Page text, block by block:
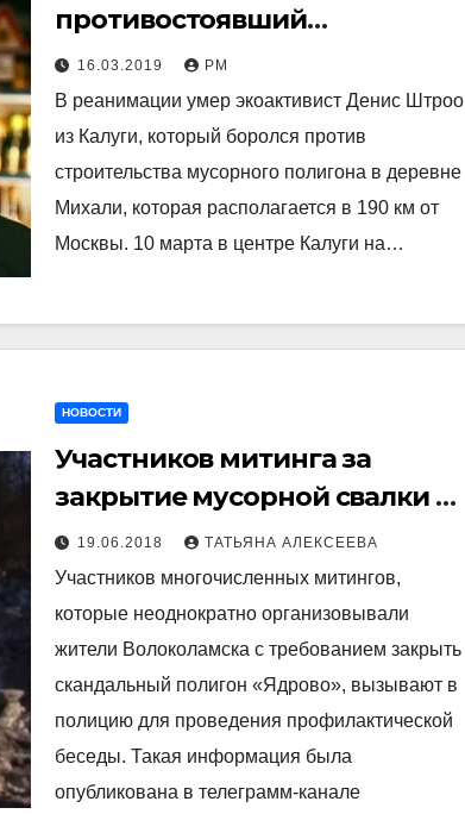
противостоявший
строительству свалок к
Волоколамске
16.03.2019 РМ
В реанимации умер экоактивист Денис Штроо
из Калуги, который боролся против
строительства мусорного полигона в деревне
Михали, которая располагается в 190 км от
Москвы. 10 марта в центре Калуги на…
НОВОСТИ
Участников митинга за
закрытие мусорной свалки в
Волоколамске вызывают в
полицию. Соцсети
19.06.2018 ТАТЬЯНА АЛЕКСЕЕВА
Участников многочисленных митингов,
которые неоднократно организовывали
жители Волоколамска с требованием закрыть
скандальный полигон «Ядрово», вызывают в
полицию для проведения профилактической
беседы. Такая информация была
опубликована в телеграмм-канале